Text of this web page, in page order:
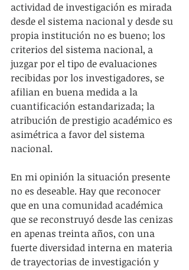
actividad de investigación es mirada
desde el sistema nacional y desde su
propia institución no es bueno; los
criterios del sistema nacional, a
juzgar por el tipo de evaluaciones
recibidas por los investigadores, se
afilian en buena medida a la
cuantificación estandarizada; la
atribución de prestigio académico es
asimétrica a favor del sistema
nacional.
En mi opinión la situación presente
no es deseable. Hay que reconocer
que en una comunidad académica
que se reconstruyó desde las cenizas
en apenas treinta años, con una
fuerte diversidad interna en materia
de trayectorias de investigación y